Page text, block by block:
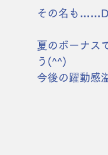
その名も
夏のボーナス
う(^^)
今後の躍動感